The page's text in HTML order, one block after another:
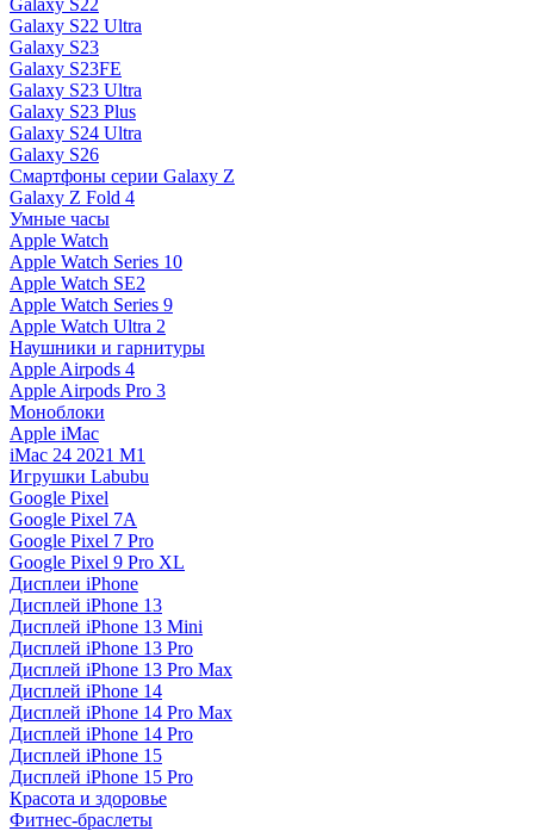
Galaxy S22
Galaxy S22 Ultra
Galaxy S23
Galaxy S23FE
Galaxy S23 Ultra
Galaxy S23 Plus
Galaxy S24 Ultra
Galaxy S26
Смартфоны серии Galaxy Z
Galaxy Z Fold 4
Умные часы
Apple Watch
Apple Watch Series 10
Apple Watch SE2
Apple Watch Series 9
Apple Watch Ultra 2
Наушники и гарнитуры
Apple Airpods 4
Apple Airpods Pro 3
Моноблоки
Apple iMac
iMac 24 2021 M1
Игрушки Labubu
Google Pixel
Google Pixel 7А
Google Pixel 7 Pro
Google Pixel 9 Pro XL
Дисплеи iPhone
Дисплей iPhone 13
Дисплей iPhone 13 Mini
Дисплей iPhone 13 Pro
Дисплей iPhone 13 Pro Max
Дисплей iPhone 14
Дисплей iPhone 14 Pro Max
Дисплей iPhone 14 Pro
Дисплей iPhone 15
Дисплей iPhone 15 Pro
Красота и здоровье
Фитнес-браслеты